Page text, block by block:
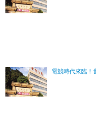
電競時代來臨！